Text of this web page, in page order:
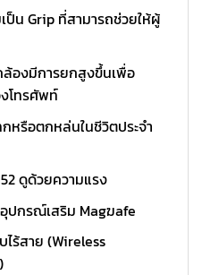
ป็น Grip ที่สามารถช่วยให้ผู้
องมีการยกสูงขึ้นเพื่อ
โทรศัพท์
หรือตกหล่นในชีวิตประจำ
ดูด้วยความแรง
ปกรณ์เสริม Magฆafe
ไร้สาย (Wireless